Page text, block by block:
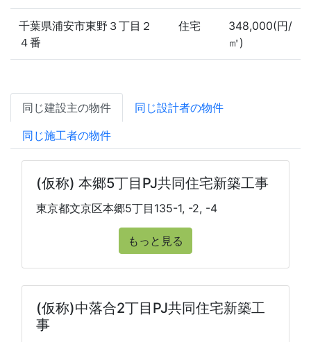
千葉県浦安市東野３丁目２
４番
住宅
348,000(円/
㎡)
同じ建設主の物件
同じ設計者の物件
同じ施工者の物件
(仮称) 本郷5丁目PJ共同住宅新築工事
東京都文京区本郷5丁目135-1, -2, -4
もっと見る
(仮称)中落合2丁目PJ共同住宅新築工
事